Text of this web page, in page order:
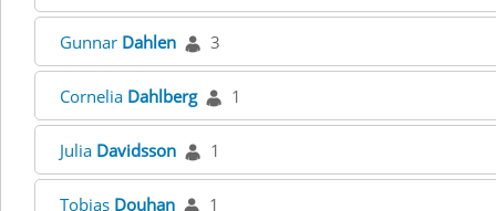
Gunnar Dahlen 3
Cornelia Dahlberg 1
Julia Davidsson 1
Tobias Douhan 1